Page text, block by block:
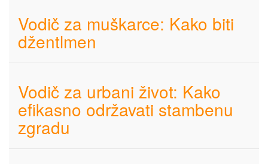
Vodič za muškarce: Kako biti
džentlmen
Vodič za urbani život: Kako
efikasno održavati stambenu
zgradu